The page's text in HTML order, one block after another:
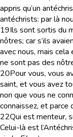
appris qu’un
antéchrists: par là
19Ils sont sortis du
nôtres; car s’ils
avec nous, mais
ne sont pas des
20Pour vous, vous
saint, et vous avez
non que vous ne
connaissez, et parce
22Qui est menteur,
Celui-là est